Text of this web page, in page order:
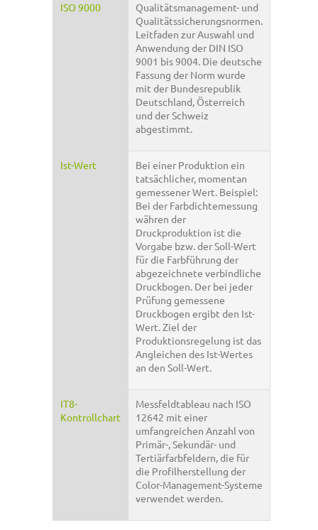
ISO 9000
Qualitätsmanagement- und
Qualitätssicherungsnormen.
Leitfaden zur Auswahl und
Anwendung der DIN ISO
9001 bis 9004. Die deutsche
Fassung der Norm wurde
mit der Bundesrepublik
Deutschland, Österreich
und der Schweiz
abgestimmt.
Ist-Wert
Bei einer Produktion ein
tatsächlicher, momentan
gemessener Wert. Beispiel:
Bei der Farbdichtemessung
währen der
Druckproduktion ist die
Vorgabe bzw. der Soll-Wert
für die Farbführung der
abgezeichnete verbindliche
Druckbogen. Der bei jeder
Prüfung gemessene
Druckbogen ergibt den Ist-
Wert. Ziel der
Produktionsregelung ist das
Angleichen des Ist-Wertes
an den Soll-Wert.
IT8-
Kontrollchart
Messfeldtableau nach ISO
12642 mit einer
umfangreichen Anzahl von
Primär-, Sekundär- und
Tertiärfarbfeldern, die für
die Profilherstellung der
Color-Management-Systeme
verwendet werden.